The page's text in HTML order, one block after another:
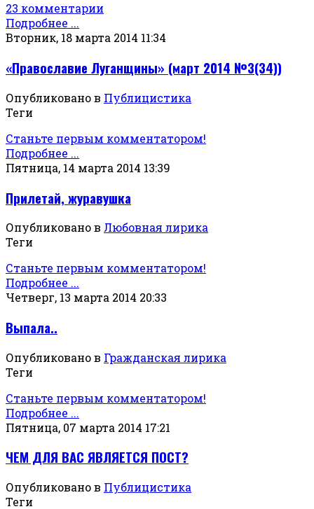
23 комментарии
Подробнее ...
Вторник, 18 марта 2014 11:34
«Православие Луганщины» (март 2014 №3(34))
Опубликовано в Публицистика
Теги
Станьте первым комментатором!
Подробнее ...
Пятница, 14 марта 2014 13:39
Прилетай, журавушка
Опубликовано в Любовная лирика
Теги
Станьте первым комментатором!
Подробнее ...
Четверг, 13 марта 2014 20:33
Выпала..
Опубликовано в Гражданская лирика
Теги
Станьте первым комментатором!
Подробнее ...
Пятница, 07 марта 2014 17:21
ЧЕМ ДЛЯ ВАС ЯВЛЯЕТСЯ ПОСТ?
Опубликовано в Публицистика
Теги